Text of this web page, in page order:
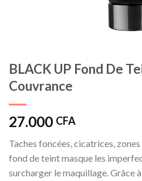
BLACK UP Fond De
Couvrance
27.000 CFA
Taches foncées, cicatrices,
fond de teint masque les
surcharger le maquillage. Grâce